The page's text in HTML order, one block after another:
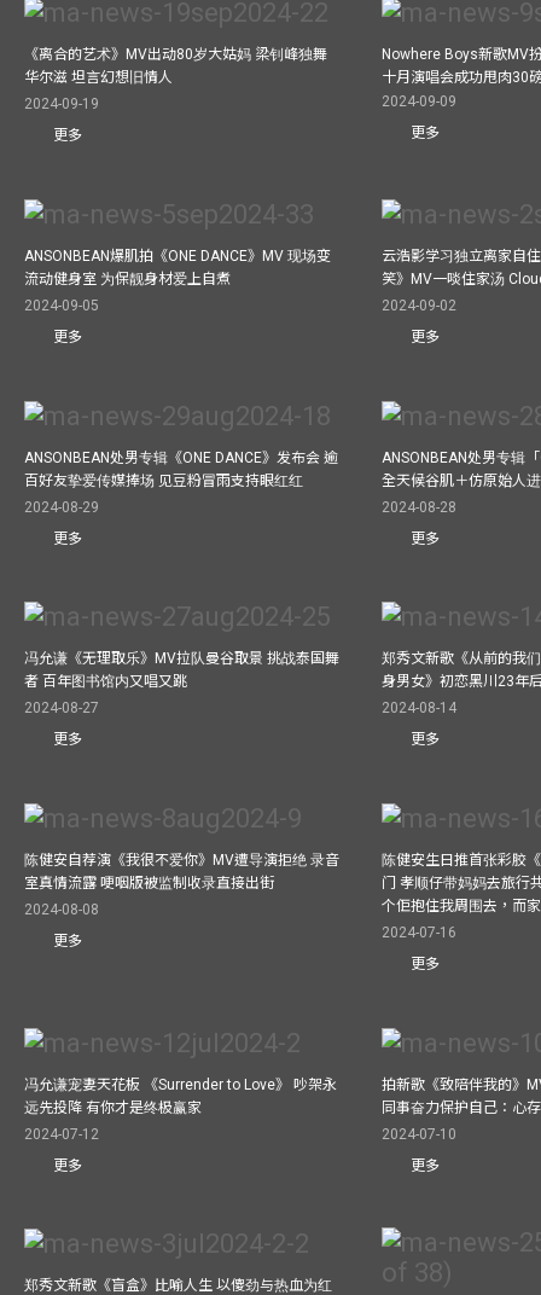
《离合的艺术》MV出动80岁大姑妈 梁钊峰独舞
华尔滋 坦言幻想旧情人
2024-09-19
更多
Nowhere Boys新歌MV
十月演唱会成功甩肉30
2024-09-09
更多
ANSONBEAN爆肌拍《ONE DANCE》MV 现场变
流动健身室 为保靓身材爱上自煮
2024-09-05
更多
云浩影学习独立离家自
笑》MV一啖住家汤
2024-09-02
更多
ANSONBEAN处男专辑《ONE DANCE》发布会 逾
百好友挚爱传媒捧场 见豆粉冒雨支持眼红红
2024-08-29
更多
ANSONBEAN处男专辑
全天候谷肌＋仿原始人
2024-08-28
更多
冯允谦《无理取乐》MV拉队曼谷取景 挑战泰国舞
者 百年图书馆内又唱又跳
2024-08-27
更多
郑秀文新歌《从前的我
身男女》初恋黑川23年
2024-08-14
更多
陈健安自荐演《我很不爱你》MV遭导演拒绝 录音
室真情流露 哽咽版被监制收录直接出街
2024-08-08
更多
陈健安生日推首张彩胶
门 孝顺仔带妈妈去旅行
个佢抱住我周围去，而
2024-07-16
更多
冯允谦宠妻天花板 《Surrender to Love》 吵架永
远先投降 有你才是终极赢家
2024-07-12
更多
拍新歌《致陪伴我的》
同事奋力保护自己：心
2024-07-10
更多
郑秀文新歌《盲盒》比喻人生 以傻劲与热血为红